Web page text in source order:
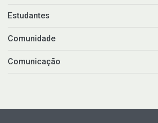
Estudantes
Comunidade
Comunicação